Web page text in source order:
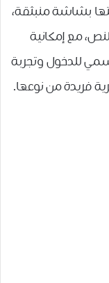
بشاشة منبثقة،
مع إمكانية
للدخول وتجربة
فريدة من نوعها.